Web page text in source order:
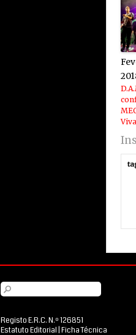
Registo E.R.C. N.º 126851
Estatuto Editorial Ficha Técnica